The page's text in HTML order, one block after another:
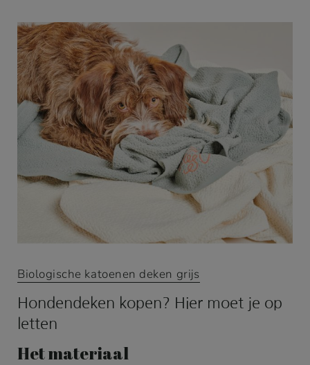
Biologische katoenen deken grijs
Hondendeken kopen? Hier moet je op
letten
Het materiaal